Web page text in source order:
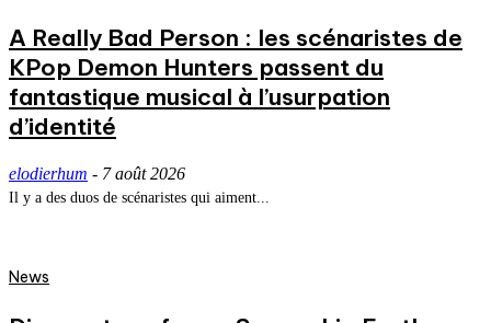
A Really Bad Person : les scénaristes de
KPop Demon Hunters passent du
fantastique musical à l’usurpation
d’identité
elodierhum - 7 août 2026
Il y a des duos de scénaristes qui aiment...
News